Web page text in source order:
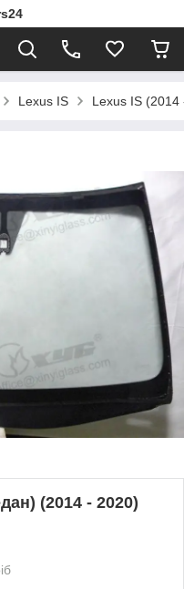
Lexus IS Lexus IS (2014
(2014 - 2020)